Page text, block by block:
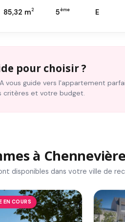
85,32 m2 5ème E
pour choisir ?
vous guide vers l'appartement
critères et votre budget.
à
disponibles dans votre ville de
EN COURS